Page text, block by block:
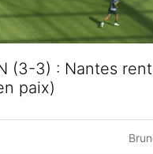
(3-3) : Nantes
paix)